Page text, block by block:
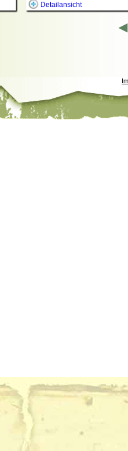
Detailansicht
◀